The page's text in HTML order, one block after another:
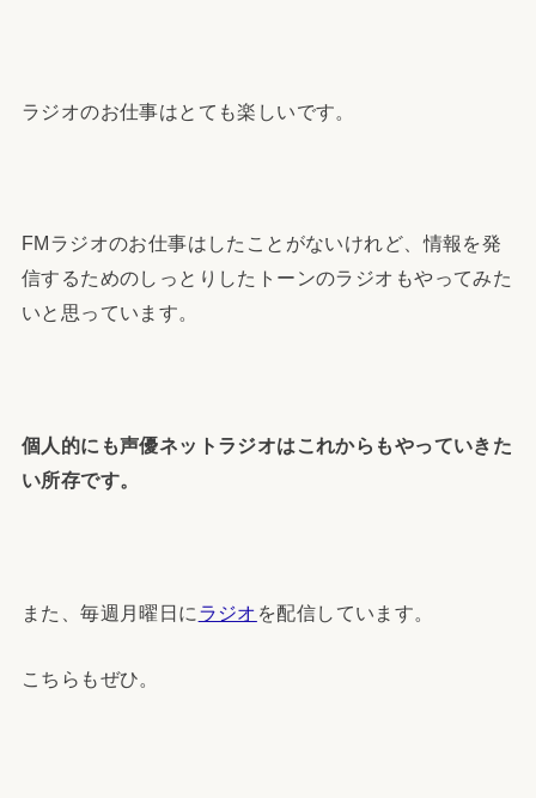
ラジオのお仕事はとても楽しいです。
FMラジオのお仕事はしたことがないけれど、情報を発
信するためのしっとりしたトーンのラジオもやってみた
いと思っています。
個人的にも声優ネットラジオはこれからもやっていきた
い所存です。
また、毎週月曜日に ラジオ を配信しています。
こちらもぜひ。